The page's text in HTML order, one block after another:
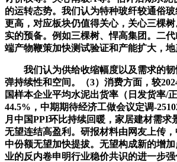
的运转态势。我们认为特种玻纤较通俗
更高，对应板块仍值得关心，关心三棵
实的预备。例如三棵树、悍高集团。二
端产物鞭策加快测试验证和产能扩大，地
我们认为供给收缩幅度以及需求的韧
弹持续性和空间。（3）消费方面，较
国样本企业平均水泥出货率（日发货率/
44.5%，中期期待经济工做会议定调-
月中国PPI环比持续回暖，家居建材需求
无望连结高盈利。研报材料由网友上传
中份额无望加快提拔。无望构成新的增
业的反内卷申明行业稳价共识的进一步